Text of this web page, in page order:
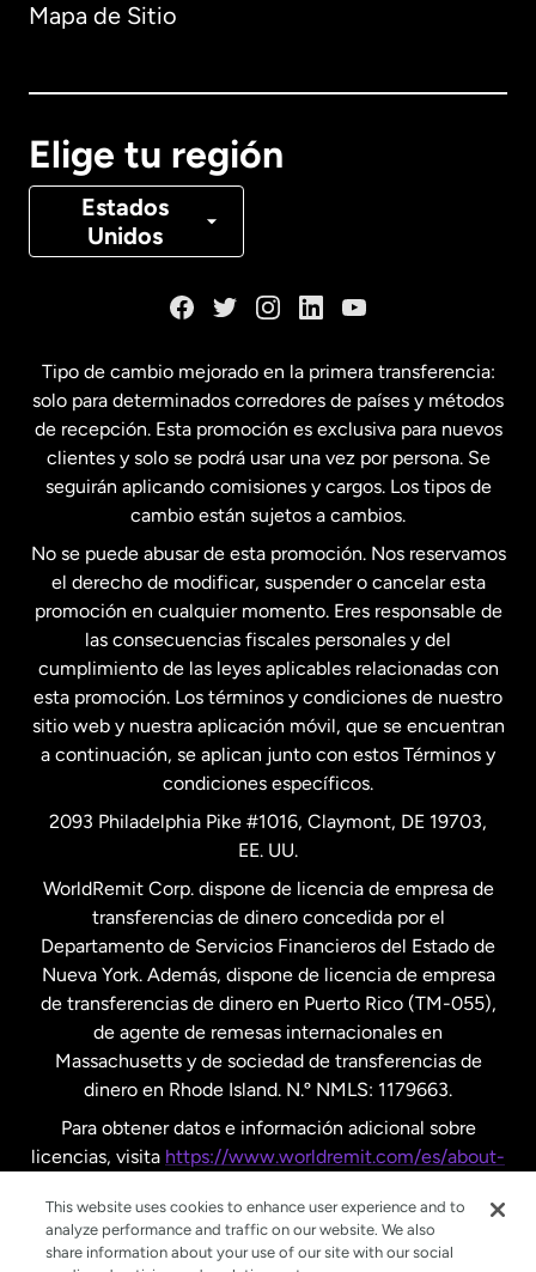
Mapa de Sitio
Elige tu región
Estados
Unidos
Canadá Français
Estados Unidos English
Estados Unidos Español
Francia
Malasia
Nueva Zelanda
Países Bajos
Suecia
Tipo de cambio mejorado en la primera transferencia:
solo para determinados corredores de países y métodos
de recepción. Esta promoción es exclusiva para nuevos
clientes y solo se podrá usar una vez por persona. Se
seguirán aplicando comisiones y cargos. Los tipos de
cambio están sujetos a cambios.
No se puede abusar de esta promoción. Nos reservamos
el derecho de modificar, suspender o cancelar esta
promoción en cualquier momento. Eres responsable de
las consecuencias fiscales personales y del
cumplimiento de las leyes aplicables relacionadas con
esta promoción. Los términos y condiciones de nuestro
sitio web y nuestra aplicación móvil, que se encuentran
a continuación, se aplican junto con estos Términos y
condiciones específicos.
2093 Philadelphia Pike #1016, Claymont, DE 19703,
EE. UU.
WorldRemit Corp. dispone de licencia de empresa de
transferencias de dinero concedida por el
Departamento de Servicios Financieros del Estado de
Nueva York. Además, dispone de licencia de empresa
de transferencias de dinero en Puerto Rico (TM-055),
de agente de remesas internacionales en
Massachusetts y de sociedad de transferencias de
dinero en Rhode Island. N.º NMLS: 1179663.
Para obtener datos e información adicional sobre
licencias, visita https://www.worldremit.com/es/about-
This website uses cookies to enhance user experience and to
analyze performance and traffic on our website. We also
share information about your use of our site with our social